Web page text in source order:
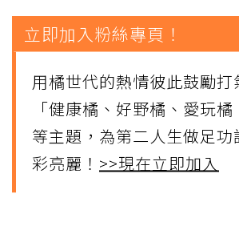
立即加入粉絲專頁！
用橘世代的熱情彼此鼓勵打
「健康橘、好野橘、愛玩橘
等主題，為第二人生做足功
彩亮麗！ >>現在立即加入